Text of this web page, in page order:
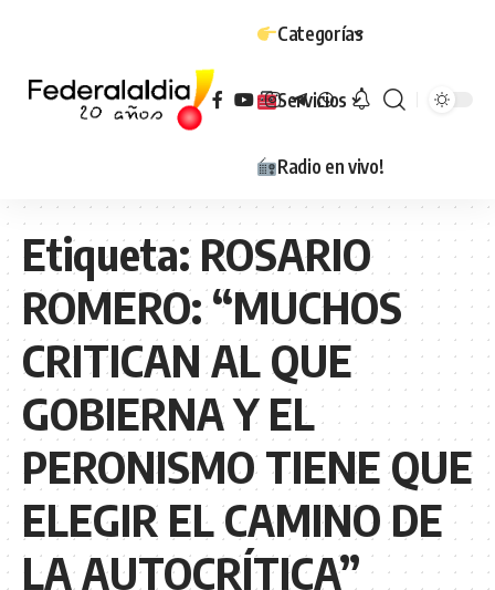
Categorías
Servicios
Radio en vivo!
Etiqueta: ROSARIO
ROMERO: “MUCHOS
CRITICAN AL QUE
GOBIERNA Y EL
PERONISMO TIENE QUE
ELEGIR EL CAMINO DE
LA AUTOCRÍTICA”